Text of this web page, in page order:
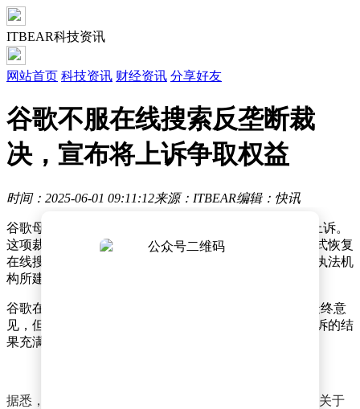
ITBEAR科技资讯
网站首页 科技资讯 财经资讯 分享好友
谷歌不服在线搜索反垄断裁
决，宣布将上诉争取权益
时间：2025-06-01 09:11:12来源：ITBEAR编辑：快讯
谷歌母公司Alphabet宣布，将针对一项反垄断裁决提起上诉。
这项裁决由美国联邦法官提出，旨在通过相对温和的方式恢复
在线搜索领域的竞争。然而，这一方案并未达到反垄断执法机
构所建议的十年严格监管标准。
谷歌在官方平台上发表声明称：“我们正在等待法院的最终意
见，但我们始终坚信，最初的裁决存在错误。我们对上诉的结
果充满期待。”
据悉，华盛顿地区法院法官阿米特·梅塔于上周五听取了关于